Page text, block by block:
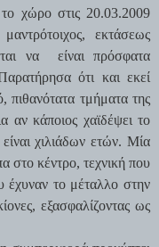
χώρο στις 20.03.2009
εκτάσεως
να είναι πρόσφατα
ότι και εκεί
πιθανότατα τμήματα της
αν κάποιος χαϊδέψει το
είναι χιλιάδων ετών. Μία
στο κέντρο, τεχνική που
έχυναν το μέταλλο στην
εξασφαλίζοντας ως